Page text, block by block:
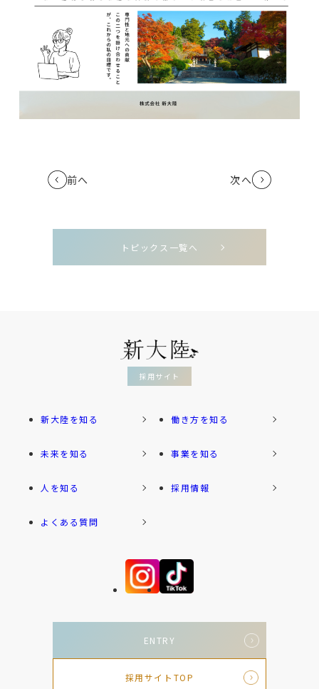
前へ 次へ
トピックス一覧へ
採用サイト
新大陸を知る 働き方を知る
未来を知る 事業を知る
人を知る 採用情報
よくある質問
ENTRY
採用サイトTOP